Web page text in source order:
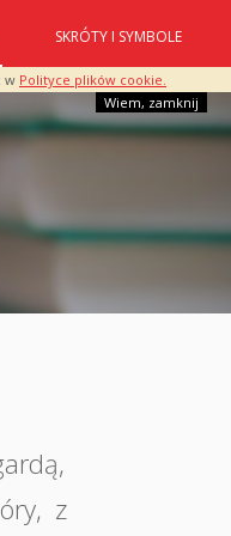
w Polityce plików cookie.
Wiem, zamknij
SKRÓTY I SYMBOLE
,
, z